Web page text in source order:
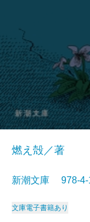
燃え殻／著
新潮文庫 978-
文庫電子書籍あり